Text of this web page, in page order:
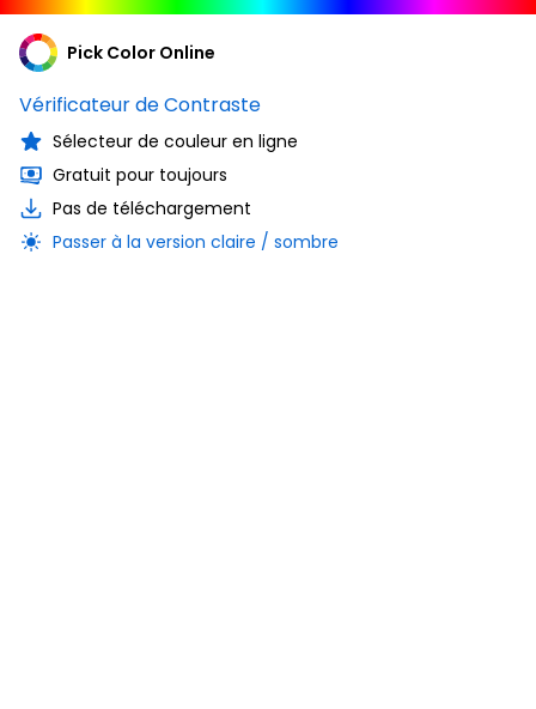
Pick Color Online
Vérificateur de Contraste
Sélecteur de couleur en ligne
Gratuit pour toujours
Pas de téléchargement
Passer à la version claire / sombre